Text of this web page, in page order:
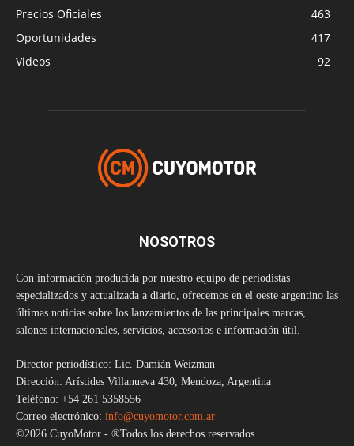
Precios Oficiales
463
Oportunidades
417
Videos
92
NOSOTROS
Con información producida por nuestro equipo de periodistas
especializados y actualizada a diario, ofrecemos en el oeste argentino las
últimas noticias sobre los lanzamientos de las principales marcas,
salones internacionales, servicios, accesorios e información útil.
Director periodístico: Lic. Damián Weizman
Dirección: Arístides Villanueva 430, Mendoza, Argentina
Teléfono: +54 261 5358556
Correo electrónico: info@cuyomotor.com.ar
©2026 CuyoMotor - ®Todos los derechos reservados